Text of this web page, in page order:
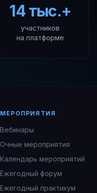
14 тыс.+
участников
на платформе
МЕРОПРИЯТИЯ
Вебинары
Очные мероприятия
Календарь мероприятий
Ежегодный форум
Ежегодный практикум